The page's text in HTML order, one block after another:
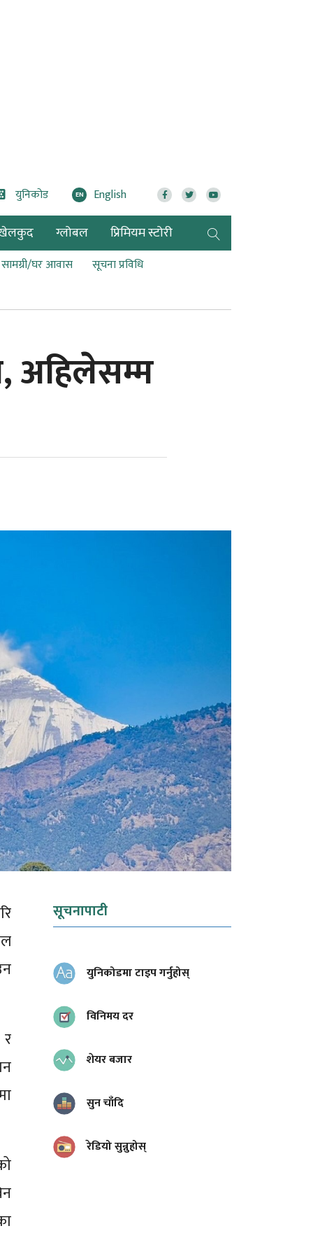
युनिकोड EN English
ग्लोबल प्रिमियम स्टोरी
सामग्री/घर आवास
सूचना प्रविधि
अहिलेसम्म
सूचनापाटी
युनिकोडमा टाइप गर्नुहोस्
विनिमय दर
शेयर बजार
सुन चाँदि
रेडियो सुन्नुहोस्